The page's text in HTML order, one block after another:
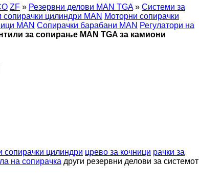
ZF » Резервни делови MAN TGA » Системи за
сопирачки цилиндри MAN Моторни сопирачки
MAN Сопирачки барабани MAN Регулатори на
за сопирање MAN TGA за камиони
сопирачки цилиндри црево за кочници рачки за
на сопирачка други резервни делови за системот